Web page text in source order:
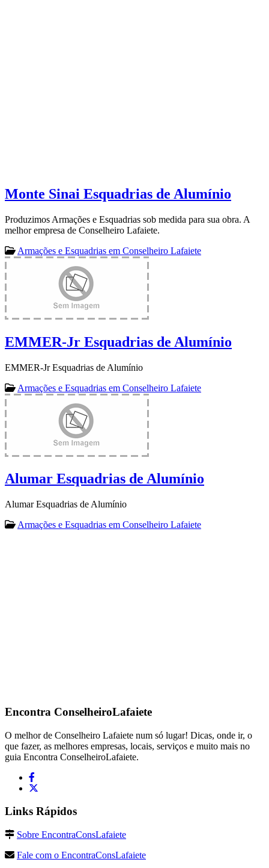
Monte Sinai Esquadrias de Alumínio
Produzimos Armações e Esquadrias sob medida para sua obra. A
melhor empresa de Conselheiro Lafaiete.
Armações e Esquadrias em Conselheiro Lafaiete
EMMER-Jr Esquadrias de Alumínio
EMMER-Jr Esquadrias de Alumínio
Armações e Esquadrias em Conselheiro Lafaiete
Alumar Esquadrias de Alumínio
Alumar Esquadrias de Alumínio
Armações e Esquadrias em Conselheiro Lafaiete
Encontra ConselheiroLafaiete
O melhor de Conselheiro Lafaiete num só lugar! Dicas, onde ir, o
que fazer, as melhores empresas, locais, serviços e muito mais no
guia Encontra ConselheiroLafaiete.
Links Rápidos
Sobre EncontraConsLafaiete
Fale com o EncontraConsLafaiete